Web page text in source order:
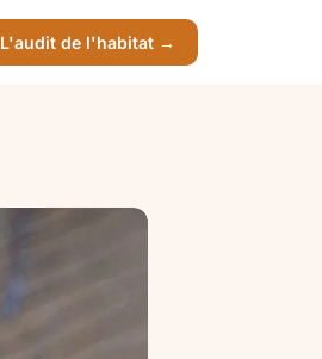
L'audit de l'habitat →